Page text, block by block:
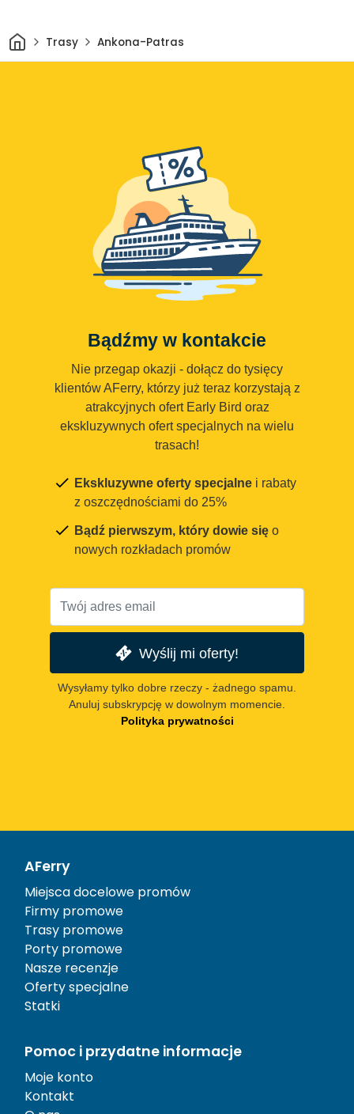
DomTrasy Ankona-Patras
Bądźmy w kontakcie
Nie przegap okazji - dołącz do tysięcy
klientów AFerry, którzy już teraz korzystają z
atrakcyjnych ofert Early Bird oraz
ekskluzywnych ofert specjalnych na wielu
trasach!
Ekskluzywne oferty specjalne i rabaty
z oszczędnościami do 25%
Bądź pierwszym, który dowie się o
nowych rozkładach promów
Wyślij mi oferty!
Wysyłamy tylko dobre rzeczy - żadnego spamu.
Anuluj subskrypcję w dowolnym momencie.
Polityka prywatności
AFerry
Miejsca docelowe promów
Firmy promowe
Trasy promowe
Porty promowe
Nasze recenzje
Oferty specjalne
Statki
Pomoc i przydatne informacje
Moje konto
Kontakt